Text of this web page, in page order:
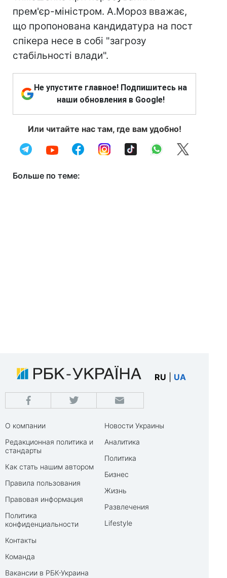
прем'єр-міністром. А.Мороз вважає,
що пропонована кандидатура на пост
спікера несе в собі "загрозу
стабільності влади".
Не упустите главное! Подпишитесь на
наши обновления в Google!
Или читайте нас там, где вам удобно!
Больше по теме:
RU UA
О компании
Редакционная политика и
стандарты
Как стать нашим автором
Правила пользования
Правовая информация
Политика
конфиденциальности
Контакты
Команда
Вакансии в РБК-Украина
Новости Украины
Аналитика
Политика
Бизнес
Жизнь
Развлечения
Lifestyle